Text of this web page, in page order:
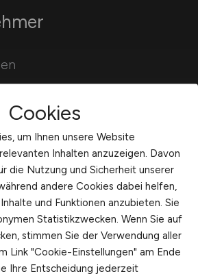
Cookies
um Ihnen unsere Website
Inhalten anzuzeigen. Davon
die Nutzung und Sicherheit unserer
andere Cookies dabei helfen,
und Funktionen anzubieten. Sie
Statistikzwecken. Wenn Sie auf
stimmen Sie der Verwendung aller
Link "Cookie-Einstellungen" am Ende
Ihre Entscheidung jederzeit